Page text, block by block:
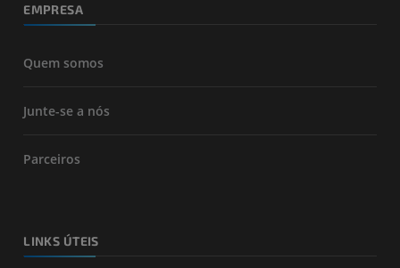
EMPRESA
Quem somos
Junte-se a nós
Parceiros
LINKS ÚTEIS